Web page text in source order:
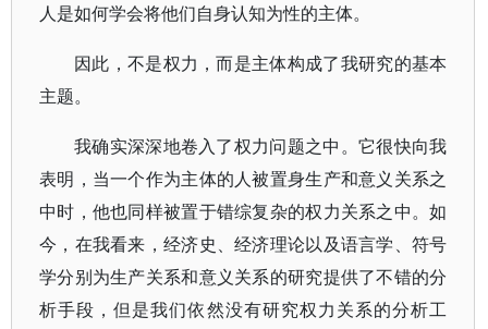
人是如何学会将他们自身认知为性的主体。
因此，不是权力，而是主体构成了我研究的基本
主题。
我确实深深地卷入了权力问题之中。它很快向我
表明，当一个作为主体的人被置身生产和意义关系之
中时，他也同样被置于错综复杂的权力关系之中。如
今，在我看来，经济史、经济理论以及语言学、符号
学分别为生产关系和意义关系的研究提供了不错的分
析手段，但是我们依然没有研究权力关系的分析工